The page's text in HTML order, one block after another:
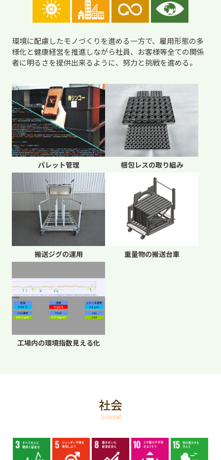
環境に配慮したモノづくりを進める一方で、雇用形態の多
様化と健康経営を推進しながら社員、お客様等全ての関係
者に明るさを提供出来るように、努力と挑戦を進める。
パレット管理 梱包レスの取り組み
搬送ジグの運用 重量物の搬送台車
工場内の環境指数見える化
社会
Social